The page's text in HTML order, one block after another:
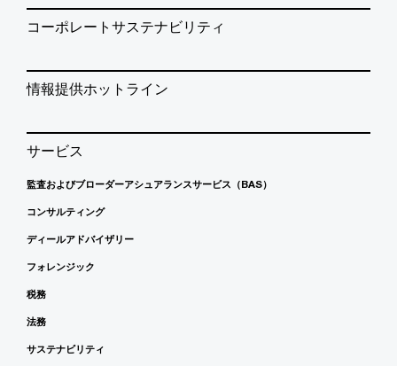
コーポレートサステナビリティ
情報提供ホットライン
サービス
監査およびブローダーアシュアランスサービス（BAS）
コンサルティング
ディールアドバイザリー
フォレンジック
税務
法務
サステナビリティ